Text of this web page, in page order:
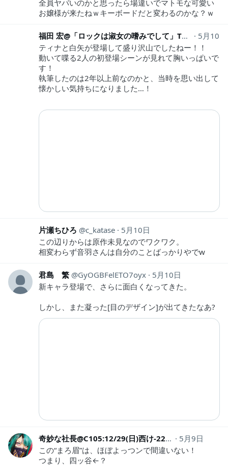
全員ヤバいのかと思ったら場違いでマトモな可愛い
お嬢様が来たねｗキーボードだと変わるのかな？ｗ
福田 宏@「ロックは淑女の嗜みでして」TVアニメ放送中！ﾔﾝｱﾆ連載中です！
5月10日
ティナと白矢が登場して盛り沢山でしたねー！！
動いて喋る2人の初登場シーンが見れて胸いっぱいで
す！
執筆したのは2年以上前なのかと、当時を思い出して
懐かしい気持ちになりました…！
片瀬ちひろ c_katase
5月10日
この辺りからは原作未見なのでワクワク。
相変わらず音羽さんは自分のことばっかりやでw
君島 繁 GyOGBFelETO7oyx
5月10日
新キャラ登場で、さらに面白くなってきた。
しかし、また凝った[目のデザイン]が出てきたなあ?
奇妙な社長@C105:12/29(日)西け-22ab einsweb
5月9日
この“まろ眉”は、ほぼよっつンで間違いない！
つまり、四ッ谷←？